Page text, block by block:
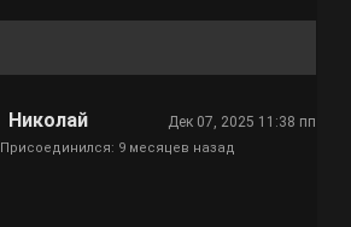
Николай Дек 07, 2025 11:38 пп
Присоединился: 9 месяцев назад